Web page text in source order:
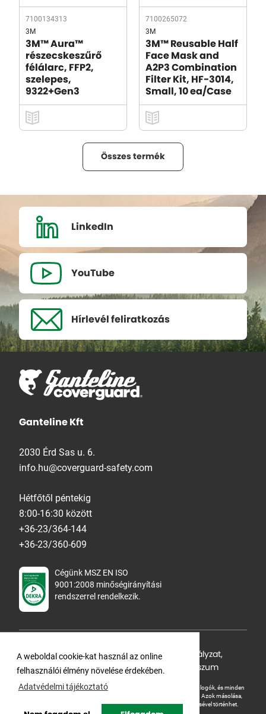
A weboldal cookie-kat használ az online
felhasználói élmény növelése érdekében.
Adatvédelmi tájékoztató
7100134313
3M
3M™ Aura™
részecskeszűrő
félálarc, FFP2,
szelepes,
9322+Gen3
7100265072
3M
3M™ Reusable Half
Face Mask and
A2P3 Combination
Filter Kit, HF-3014,
Small, 10 ea/Case
Összes termék
LinkedIn
YouTube
Hírlevél feliratkozás
Ganteline Kft
2030 Érd Sas u. 6.
info.hu@coverguard-safety.com
Hétfőtől péntekig
8:00-16:30 között
+36-23/364-144
+36-23/360-609
Cégünk MSZ EN ISO
9001:2008 minőségirányítási
rendszerrel rendelkezik.
Adatvédelmi tájékoztató,Cookie Szabályzat,
Felhasználási feltételek,ÁSZF Impresszum
A Ganteline Kft jelen honlapja szerzői jog által védett. A leírások, fotók, logók, és minden
Azok másolása,
üzleti célú felhasználása kizárólag a jog tulajdonosának beleegyezésével történhet.